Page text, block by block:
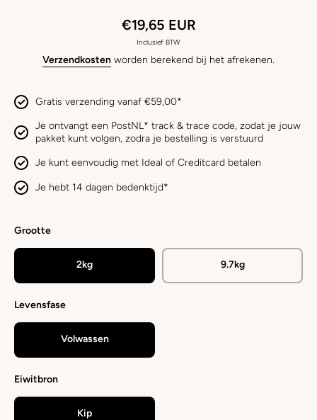
€19,65 EUR
Inclusief BTW
Verzendkosten worden berekend bij het afrekenen.
Gratis verzending vanaf €59,00*
Je ontvangt een PostNL* track & trace code, zodat je jouw
pakket kunt volgen, zodra je bestelling is verstuurd
Je kunt eenvoudig met Ideal of Creditcard betalen
Je hebt 14 dagen bedenktijd*
Grootte
2kg 9.7kg
Levensfase
Volwassen
Eiwitbron
Kip